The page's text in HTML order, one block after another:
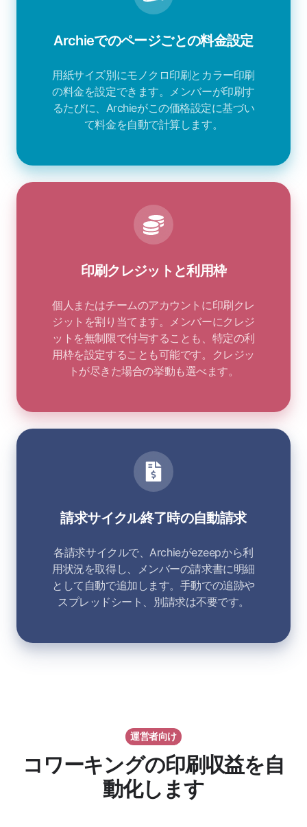
Archieでのページごとの料金設定
用紙サイズ別にモノクロ印刷とカラー印刷
の料金を設定できます。メンバーが印刷す
るたびに、Archieがこの価格設定に基づい
て料金を自動で計算します。
印刷クレジットと利用枠
個人またはチームのアカウントに印刷クレ
ジットを割り当てます。メンバーにクレジ
ットを無制限で付与することも、特定の利
用枠を設定することも可能です。クレジッ
トが尽きた場合の挙動も選べます。
請求サイクル終了時の自動請求
各請求サイクルで、Archieがezeepから利
用状況を取得し、メンバーの請求書に明細
として自動で追加します。手動での追跡や
スプレッドシート、別請求は不要です。
運営者向け
コワーキングの印刷収益を自
動化します